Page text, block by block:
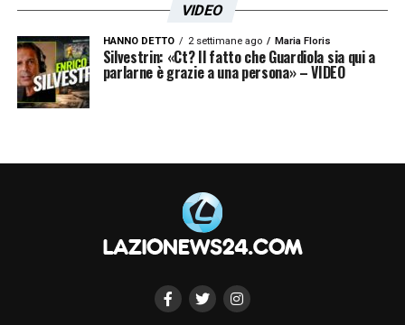
VIDEO
HANNO DETTO 2 settimane ago Maria Floris
Silvestrin: «Ct? Il fatto che Guardiola sia qui a
parlarne è grazie a una persona» – VIDEO